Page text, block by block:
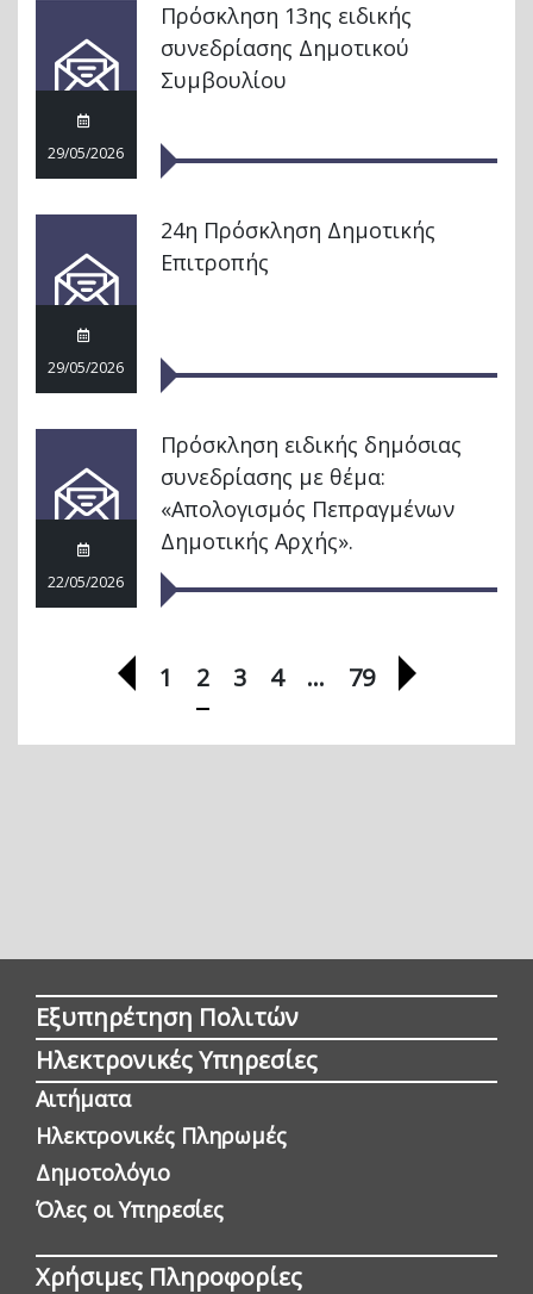
29/05/2026
Πρόσκληση 13ης ειδικής
συνεδρίασης Δημοτικού
Συμβουλίου
29/05/2026
24η Πρόσκληση Δημοτικής
Επιτροπής
22/05/2026
Πρόσκληση ειδικής δημόσιας
συνεδρίασης με θέμα:
«Απολογισμός Πεπραγμένων
Δημοτικής Αρχής».
Προηγούμενη σελίδα
1 2 3 4 … 79 Επόμενη
Εξυπηρέτηση Πολιτών
Ηλεκτρονικές Υπηρεσίες
Αιτήματα
Ηλεκτρονικές Πληρωμές
Δημοτολόγιο
Όλες οι Yπηρεσίες
Χρήσιμες Πληροφορίες